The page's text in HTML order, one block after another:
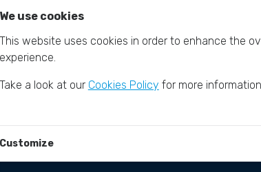
We use cookies
This website uses cookies in order to enhance the
experience.
Take a look at our Cookies Policy for more information.
Customize